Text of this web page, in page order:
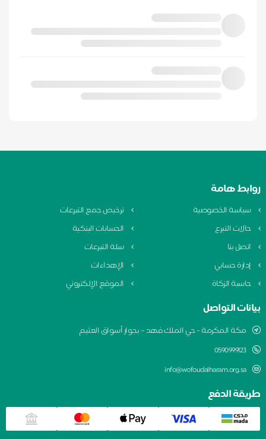
روابط هامة
سياسة الخصوصية
ترخيص جمع التبرعات
حالات التبرع
الحسابات البنكية
اتصل بنا
سلة التبرعات
إدارة حسابي
الإهداءات
حاسبة الزكاة
الموقع الإلكتروني
بيانات التواصل
مكة المكرمة - حي الملك فهد – بجوار أسواق العثيم
0590999123
info@wofoudalharam.org.sa
طريقة الدفع